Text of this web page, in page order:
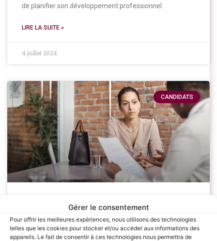
Gérer le consentement
Pour offrir les meilleures expériences, nous utilisons des technologies
telles que les cookies pour stocker et/ou accéder aux informations des
appareils. Le fait de consentir à ces technologies nous permettra de
de planifier son développement professionnel.
LIRE LA SUITE »
4 juillet 2024
CANDIDATS
Les étapes clés pour réussir sa
négociation salariale : Guide complet
pour les candidats